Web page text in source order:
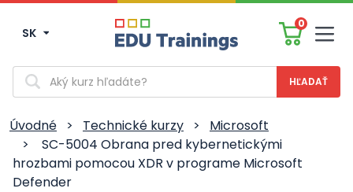
SK
0
Vyhľadávanie
Úvodné > Technické kurzy >
Microsoft
>
SC-5004 Obrana pred kybernetickými
hrozbami pomocou XDR v programe Microsoft
Defender